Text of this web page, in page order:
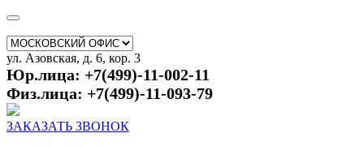
ул. Азовская, д. 6, кор. 3
Юр.лица: +7(499)-11-002-11
Физ.лица: +7(499)-11-093-79
ЗАКАЗАТЬ ЗВОНОК